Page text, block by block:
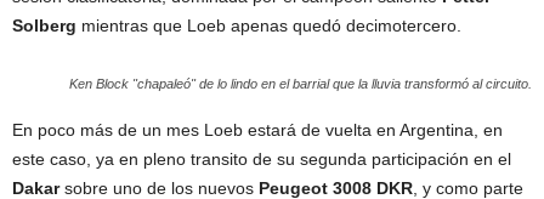
Solberg mientras que Loeb apenas quedó decimotercero.
Ken Block "chapaleó" de lo lindo en el barrial que la lluvia transformó al circuito.
En poco más de un mes Loeb estará de vuelta en Argentina, en
este caso, ya en pleno transito de su segunda participación en el
Dakarsobre uno de los nuevos Peugeot 3008 DKR , y como parte